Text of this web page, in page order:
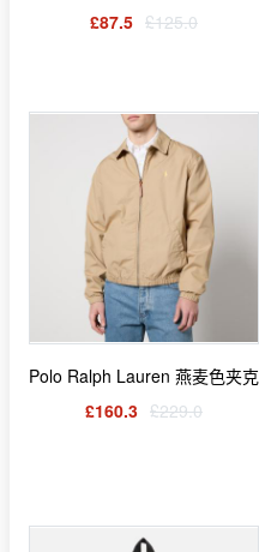
£87.5 £125.0
Polo Ralph Lauren 燕麦色夹克
£160.3 £229.0